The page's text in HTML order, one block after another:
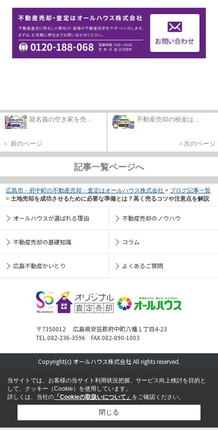
親名義の空き家を売...
＜ 前のページ
不動産売却の税金は...
＞次のページ
記事一覧ページへ
広島市・府中町の不動産売却・査定はオールハウス株式会社 > ブログ記事一覧
> 土地売却を成功させるために必要な準備とは？高く売るコツや注意点を解説
オールハウスが選ばれる理由 不動産売却のノウハウ
不動産売却の基礎知識 コラム
広島不動産かいとり よくあるご質問
〒7350012 広島県安芸郡府中町八幡１丁目4-23
TEL.082-236-3596 FAX.082-890-1003
Copyright(c) オールハウス株式会社 All rights reserved.
当サイトでは、お客様の当サイト利用状況把握、サービス向上検討を目的と
して、クッキー（Cookie）を使用しています。
詳しくは、当社の 「Cookieの取扱いについて」 をご確認ください。
閉じる